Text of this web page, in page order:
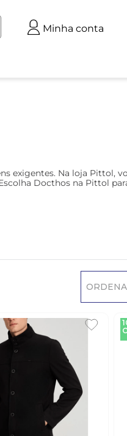
Minha conta
exigentes. Na loja Pittol,
Docthos na Pittol